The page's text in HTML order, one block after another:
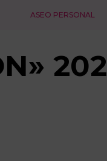
ASEO PERSONAL